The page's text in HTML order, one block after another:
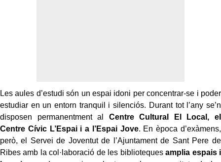
Les aules d’estudi són un espai idoni per concentrar-se i poder
estudiar en un entorn tranquil i silenciós. Durant tot l’any se’n
disposen permanentment al Centre Cultural El Local, el
Centre Cívic L’Espai i a l’Espai Jove. En època d’exàmens,
però, el Serveide Joventut de l’Ajuntament de Sant Pere de
Ribes amb la col·laboració de les bibliotequesamplia espais i